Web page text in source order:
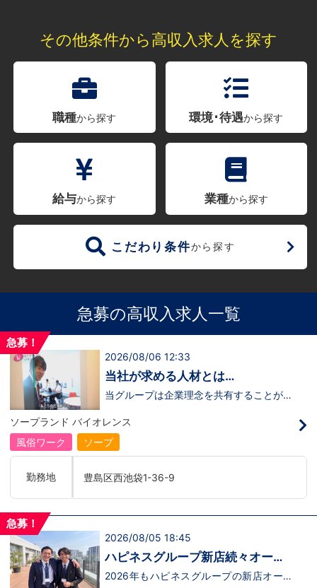
その他条件から高収入求人を探す
職種から探す 環境･待遇から探す
給与から探す 業種から探す
こだわり条件から探す
急募の高収入求人一覧
急募！
2026/08/06 12:33
当社が求める人材とは…
当グループは企業理念を共有することがで
神】を持っている方を求めています。さら
に！『ハピネスグループは、店舗数が増え
ます！！』つまり…【店長/幹部】の空き
枠があるってことです。実際に働いてみ
職者になれない(´;ω;｀)なんて経験はあり
ませんか？？当グループは年功序列ではな
く実力主義です。頑張り次第でいくらでも
のある方には必要な席をしっかりご用意で
入社後、最短で8ヶ月で店長になった先輩
もいます。その先輩のあとにアナタも続き
ませんか！？勿論、男性だけではなく女性
も活躍中。ハピネスグループ初の女性店長
ソープランド バイオレンス
風俗ワーク
ソープ
勤務地 豊島区西池袋1-36-9
急募！
2026/08/05 18:45
ハピネスグループ新店続々オープ
ン決定！
2026年もハピネスグループの新店オープ